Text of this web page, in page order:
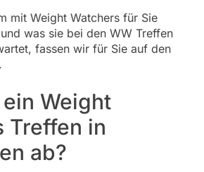
mit Weight Watchers für Sie
was sie bei den WW Treffen
fassen wir für Sie auf den
Weight
Treffen in
ab?